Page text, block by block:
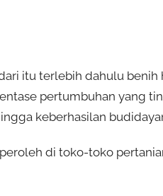
itu terlebih dahulu benih
pertumbuhan yang
keberhasilan
di toko-toko